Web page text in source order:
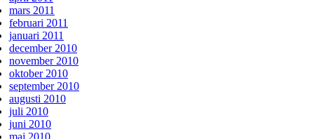
mars 2011
februari 2011
januari 2011
december 2010
november 2010
oktober 2010
september 2010
augusti 2010
juli 2010
juni 2010